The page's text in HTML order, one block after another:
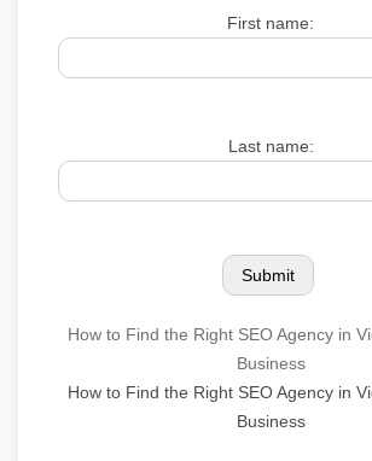
First name:
Last name:
How to Find the Right SEO Agency in
Business
How to Find the Right SEO Agency in
Business